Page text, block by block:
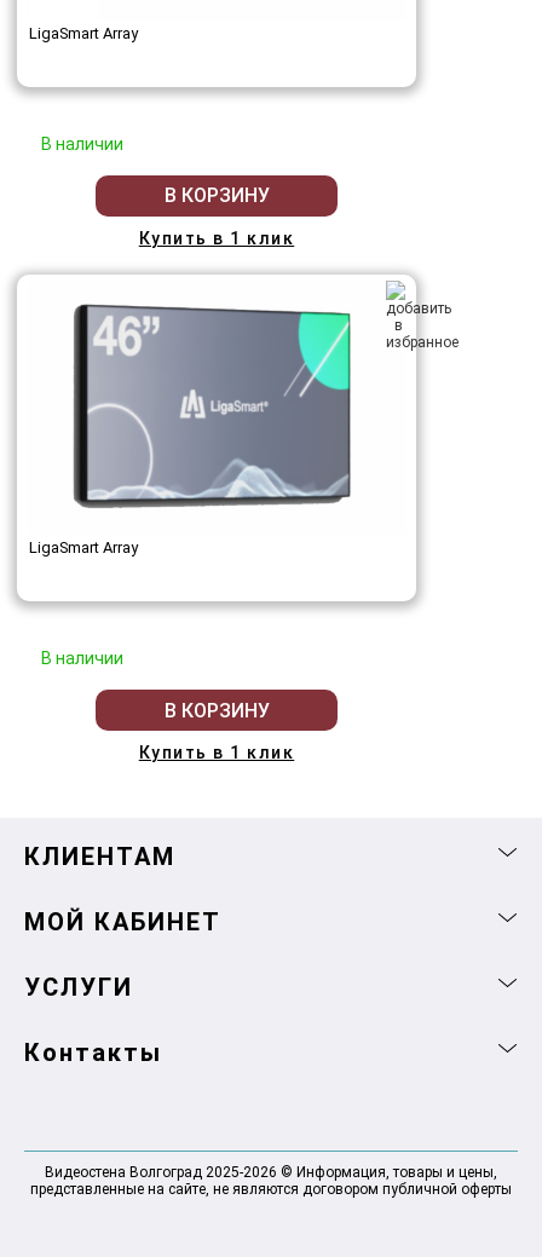
LigaSmart Array
В наличии
В КОРЗИНУ
Купить в 1 клик
LigaSmart Array
В наличии
В КОРЗИНУ
Купить в 1 клик
КЛИЕНТАМ
МОЙ КАБИНЕТ
УСЛУГИ
Контакты
Видеостена Волгоград 2025-2026 © Информация, товары и цены,
представленные на сайте, не являются договором публичной оферты